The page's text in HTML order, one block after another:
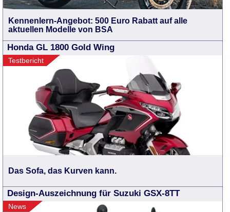
Kennenlern-Angebot: 500 Euro Rabatt auf alle
aktuellen Modelle von BSA
Honda GL 1800 Gold Wing
Testbericht
Das Sofa, das Kurven kann.
Design-Auszeichnung für Suzuki GSX-8TT
News